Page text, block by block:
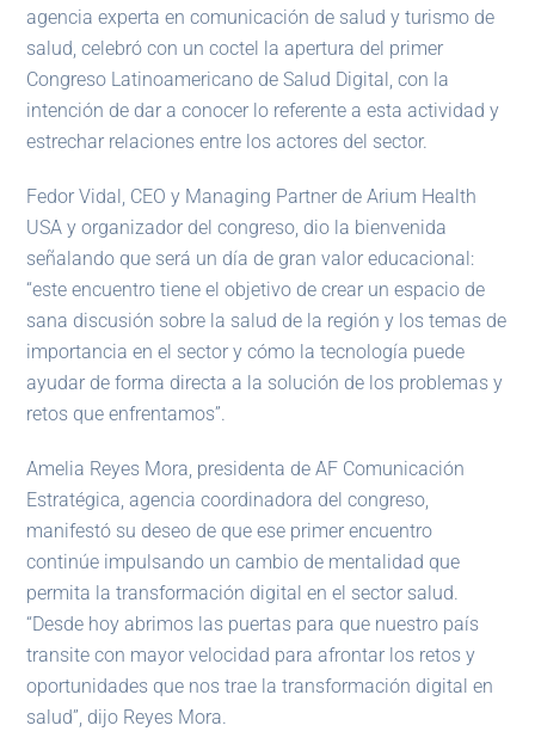
agencia experta en comunicación de salud y turismo de
salud, celebró con un coctel la apertura del primer
Congreso Latinoamericano de Salud Digital, con la
intención de dar a conocer lo referente a esta actividad y
estrechar relaciones entre los actores del sector.
Fedor Vidal, CEO y Managing Partner de Arium Health
USA y organizador del congreso, dio la bienvenida
señalando que será un día de gran valor educacional:
“este encuentro tiene el objetivo de crear un espacio de
sana discusión sobre la salud de la región y los temas de
importancia en el sector y cómo la tecnología puede
ayudar de forma directa a la solución de los problemas y
retos que enfrentamos”.
Amelia Reyes Mora, presidenta de AF Comunicación
Estratégica, agencia coordinadora del congreso,
manifestó su deseo de que ese primer encuentro
continúe impulsando un cambio de mentalidad que
permita la transformación digital en el sector salud.
“Desde hoy abrimos las puertas para que nuestro país
transite con mayor velocidad para afrontar los retos y
oportunidades que nos trae la transformación digital en
salud”, dijo Reyes Mora.